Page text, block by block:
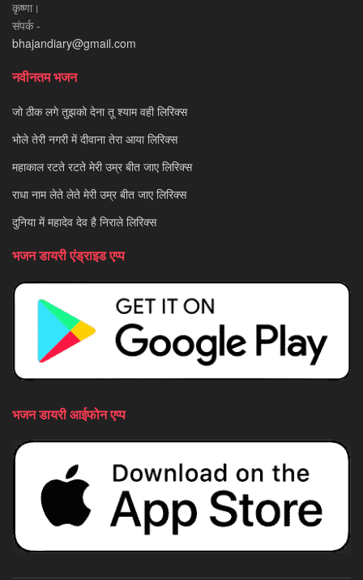
कृष्णा।
संपर्क -
bhajandiary@gmail.com
नवीनतम भजन
जो ठीक लगे तुझको देना तू श्याम वही लिरिक्स
भोले तेरी नगरी में दीवाना तेरा आया लिरिक्स
महाकाल रटते रटते मेरी उम्र बीत जाए लिरिक्स
राधा नाम लेते लेते मेरी उम्र बीत जाए लिरिक्स
दुनिया में महादेव देव है निराले लिरिक्स
भजन डायरी एंड्राइड एप्प
भजन डायरी आईफोन एप्प